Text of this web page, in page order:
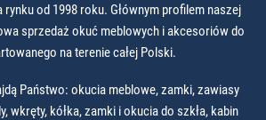
rynku od 1998 roku. Głównym profilem naszej
sprzedaż okuć meblowych i akcesoriów do
na terenie całej Polski.
Państwo: okucia meblowe, zamki, zawiasy
wkręty, kółka, zamki i okucia do szkła, kabin